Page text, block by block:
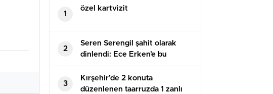
1
özel kartvizit
2
Seren Serengil şahit olarak
dinlendi: Ece Erken’e bu
olayların içinde olmak
istemediğimi söyledim
3
Kırşehir’de 2 konuta
düzenlenen taarruzda 1 zanlı